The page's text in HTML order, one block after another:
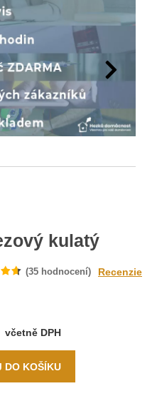
kulatý
(35 hodnocení) Recenzie
včetně DPH